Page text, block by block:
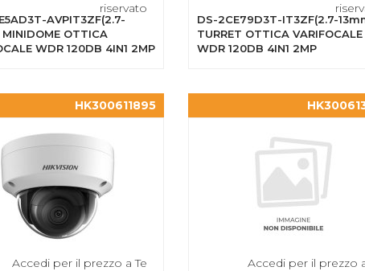
riservato
AVPIT3ZF(2.7-
OTTICA
WDR 120DB 4IN1 2MP
DS-2CE79D3T-IT3ZF(2.7-
TURRET OTTICA VARIFOCALE
WDR 120DB 4IN1 2MP
HK300611895
Accedi per il prezzo a Te
Accedi per il prezzo